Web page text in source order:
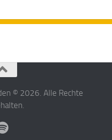
© 2026. Alle Rechte